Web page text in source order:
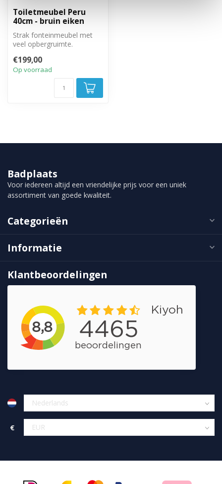
Toiletmeubel Peru
40cm - bruin eiken
Strak fonteinmeubel met
veel opbergruimte.
soft close sl...
€199,00
Op voorraad
Badplaats
Voor iedereen altijd een vriendelijke prijs voor een uniek
assortiment van goede kwaliteit.
Categorieën
Informatie
Klantbeoordelingen
€